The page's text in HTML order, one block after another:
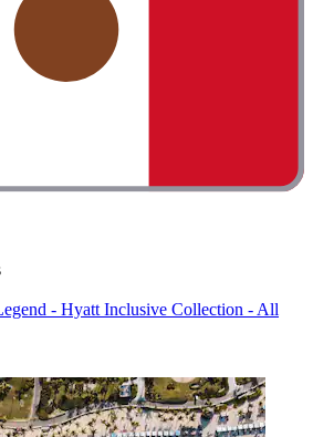
- Hyatt Inclusive Collection - All